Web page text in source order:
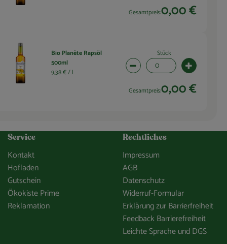
Gesamtpreis:0,00 €
ändern
Bio Planète Rapsöl
500ml
9,38 € / l
Stück
Artikelanzahl verringern (0
Gesamtpreis:0,00 €
Service
Kontakt
Hofladen
Gutschein
Ökokiste Prime
Reklamation
Rechtliches
Impressum
AGB
Datenschutz
Widerruf-Formular
Erklärung zur Barrierfreiheit
Feedback Barrierefreiheit
Leichte Sprache und DGS